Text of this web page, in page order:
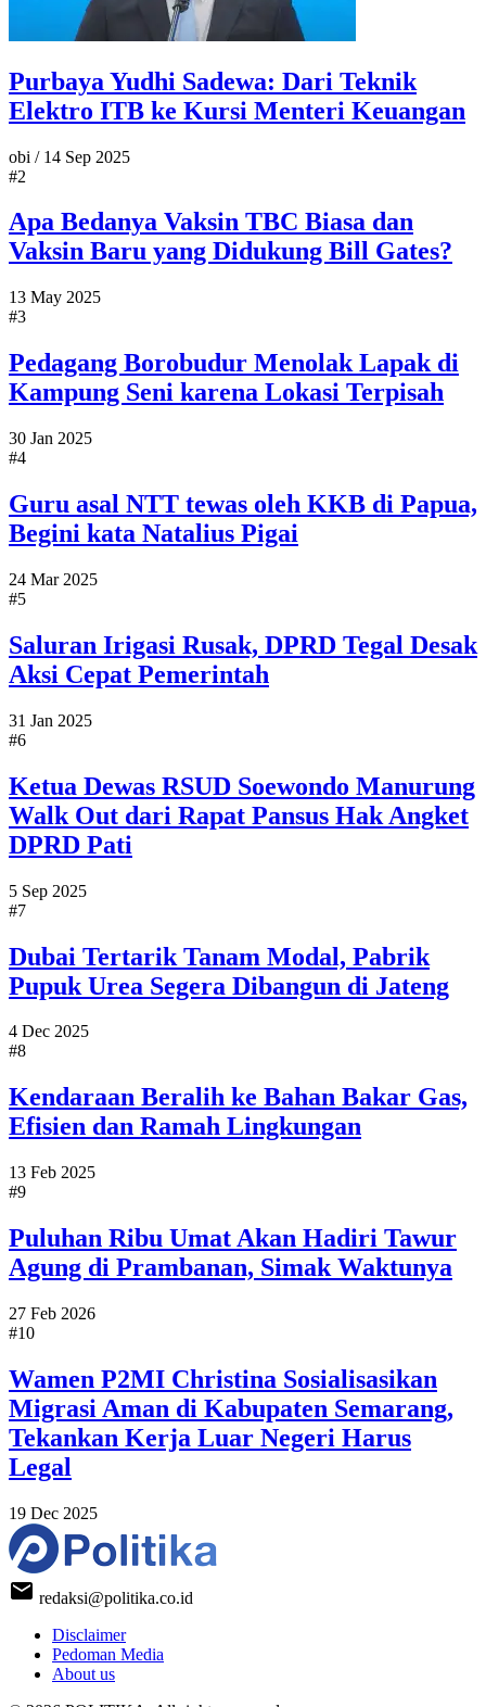
Purbaya Yudhi Sadewa: Dari Teknik
Elektro ITB ke Kursi Menteri Keuangan
obi / 14 Sep 2025
#2
Apa Bedanya Vaksin TBC Biasa dan
Vaksin Baru yang Didukung Bill Gates?
13 May 2025
#3
Pedagang Borobudur Menolak Lapak di
Kampung Seni karena Lokasi Terpisah
30 Jan 2025
#4
Guru asal NTT tewas oleh KKB di Papua,
Begini kata Natalius Pigai
24 Mar 2025
#5
Saluran Irigasi Rusak, DPRD Tegal Desak
Aksi Cepat Pemerintah
31 Jan 2025
#6
Ketua Dewas RSUD Soewondo Manurung
Walk Out dari Rapat Pansus Hak Angket
DPRD Pati
5 Sep 2025
#7
Dubai Tertarik Tanam Modal, Pabrik
Pupuk Urea Segera Dibangun di Jateng
4 Dec 2025
#8
Kendaraan Beralih ke Bahan Bakar Gas,
Efisien dan Ramah Lingkungan
13 Feb 2025
#9
Puluhan Ribu Umat Akan Hadiri Tawur
Agung di Prambanan, Simak Waktunya
27 Feb 2026
#10
Wamen P2MI Christina Sosialisasikan
Migrasi Aman di Kabupaten Semarang,
Tekankan Kerja Luar Negeri Harus
Legal
19 Dec 2025
redaksi@politika.co.id
Disclaimer
Pedoman Media
About us